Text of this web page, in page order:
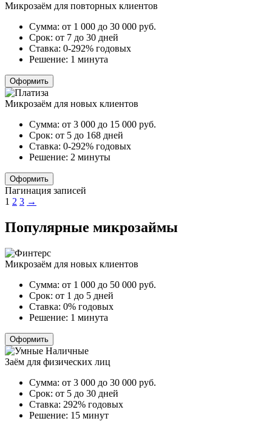
Микрозаём для повторных клиентов
Сумма: от 1 000 до 30 000 руб.
Срок: от 7 до 30 дней
Ставка: 0-292% годовых
Решение: 1 минута
Оформить
Микрозаём для новых клиентов
Сумма: от 3 000 до 15 000 руб.
Срок: от 5 до 168 дней
Ставка: 0-292% годовых
Решение: 2 минуты
Оформить
Пагинация записей
1 2 3 →
Популярные микрозаймы
Микрозаём для новых клиентов
Сумма: от 1 000 до 50 000 руб.
Срок: от 1 до 5 дней
Ставка: 0% годовых
Решение: 1 минута
Оформить
Заём для физических лиц
Сумма: от 3 000 до 30 000 руб.
Срок: от 5 до 30 дней
Ставка: 292% годовых
Решение: 15 минут